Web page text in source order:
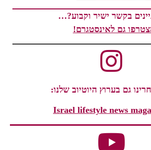
בקשר ישיר וקבוע?…
גם לאינסטגרם!
גם בערוץ היוטיוב שלנו:
Israel lifestyle news